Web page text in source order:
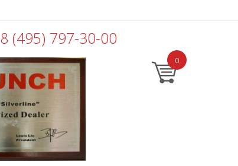
0
8 (495) 797-30-00